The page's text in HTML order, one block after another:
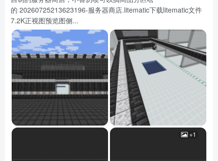
的 20260725213623196-服务器商店.litematic下载litematic文件
7.2K正视图预览图侧...
+1